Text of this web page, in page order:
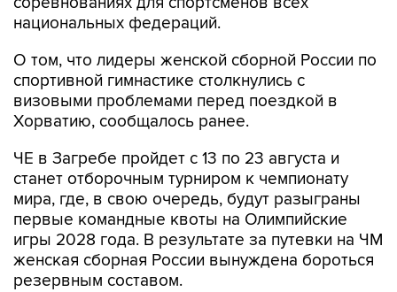
национальных федераций.
О том, что лидеры женской сборной России по
спортивной гимнастике столкнулись с
визовыми проблемами перед поездкой в
Хорватию, сообщалось ранее.
ЧЕ в Загребе пройдет с 13 по 23 августа и
станет отборочным турниром к чемпионату
мира, где, в свою очередь, будут разыграны
первые командные квоты на Олимпийские
игры 2028 года. В результате за путевки на ЧМ
женская сборная России вынуждена бороться
резервным составом.